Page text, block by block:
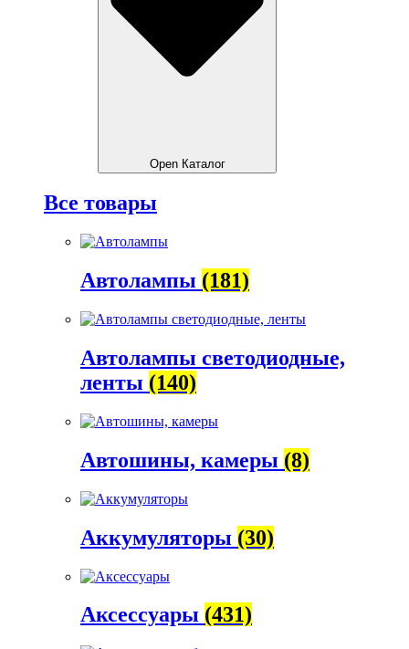
Open Каталог
Все товары
Автолампы (181)
Автолампы светодиодные,
ленты (140)
Автошины, камеры (8)
Аккумуляторы (30)
Аксессуары (431)